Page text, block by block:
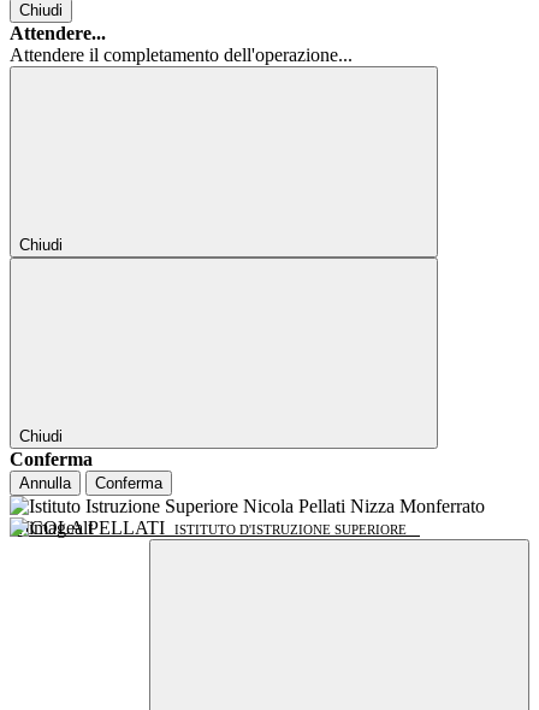
Chiudi
Attendere...
Attendere il completamento dell'operazione...
Chiudi
Chiudi
Conferma
Annulla Conferma
NICOLA PELLATI ISTITUTO D'ISTRUZIONE SUPERIORE